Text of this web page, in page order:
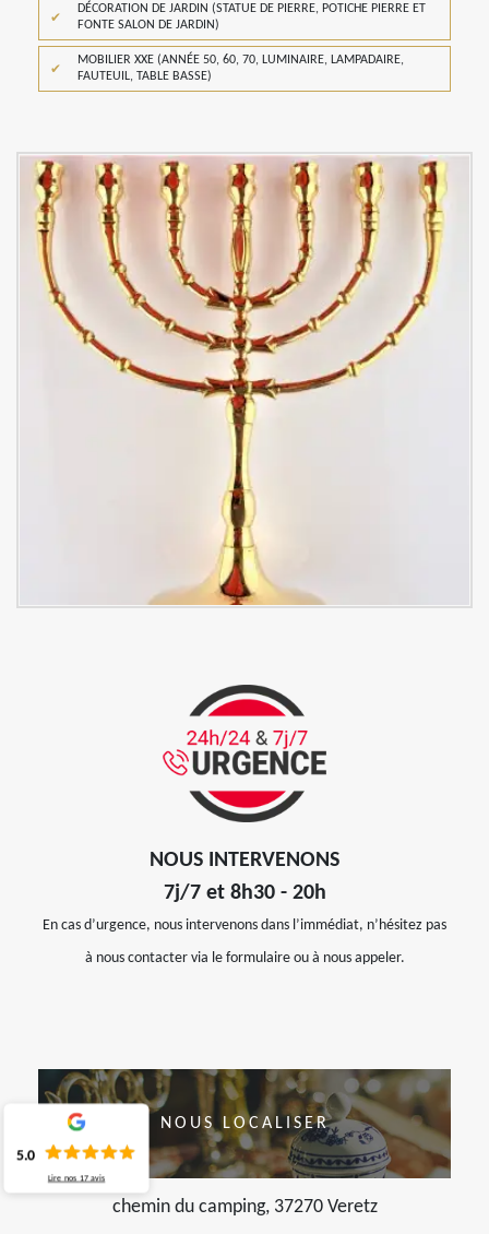
DÉCORATION DE JARDIN (STATUE DE PIERRE, POTICHE PIERRE ET
FONTE SALON DE JARDIN)
MOBILIER XXE (ANNÉE 50, 60, 70, LUMINAIRE, LAMPADAIRE,
FAUTEUIL, TABLE BASSE)
NOUS INTERVENONS
7j/7 et 8h30 - 20h
En cas d’urgence, nous intervenons dans l’immédiat, n’hésitez pas
à nous contacter via le formulaire ou à nous appeler.
NOUS LOCALISER
chemin du camping, 37270 Veretz
5.0
Lire nos 17 avis